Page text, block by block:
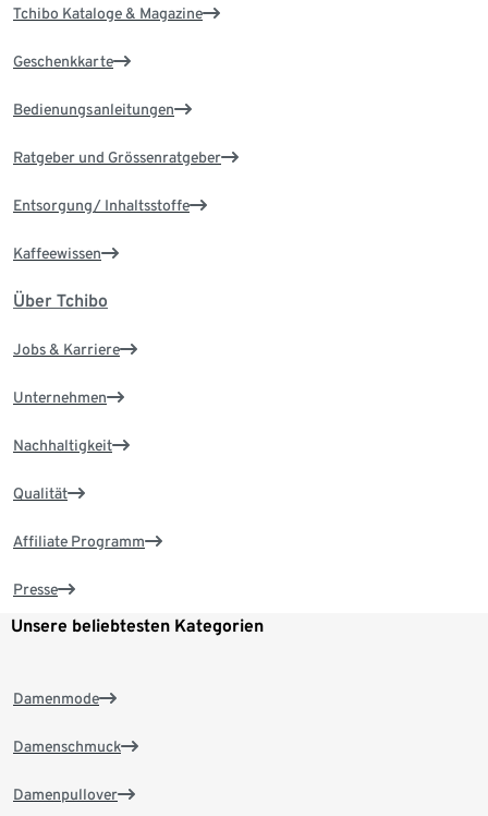
Tchibo Kataloge & Magazine
Geschenkkarte
Bedienungsanleitungen
Ratgeber und Grössenratgeber
Entsorgung/ Inhaltsstoffe
Kaffeewissen
Über Tchibo
Jobs & Karriere
Unternehmen
Nachhaltigkeit
Qualität
Affiliate Programm
Presse
Unsere beliebtesten Kategorien
Damenmode
Damenschmuck
Damenpullover